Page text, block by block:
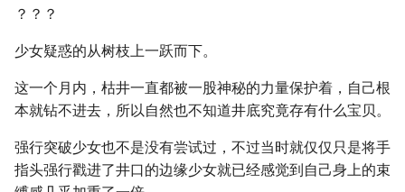
？？？
少女疑惑的从树枝上一跃而下。
这一个月内，枯井一直都被一股神秘的力量保护着，自己根
本就钻不进去，所以自然也不知道井底究竟存有什么宝贝。
强行突破少女也不是没有尝试过，不过当时就仅仅只是将手
指头强行戳进了井口的边缘少女就已经感觉到自己身上的束